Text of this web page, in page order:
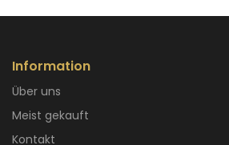
Information
Über uns
Meist gekauft
Kontakt